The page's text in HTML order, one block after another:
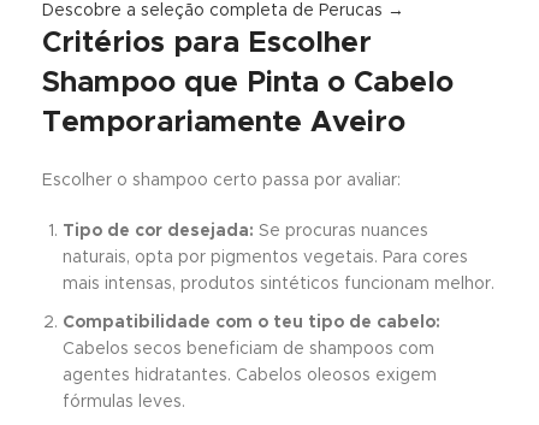
Descobre a seleção completa de Perucas →
Critérios para Escolher
Shampoo que Pinta o Cabelo
Temporariamente Aveiro
Escolher o shampoo certo passa por avaliar:
Tipo de cor desejada: Se procuras nuances
naturais, opta por pigmentos vegetais. Para cores
mais intensas, produtos sintéticos funcionam melhor.
Compatibilidade com o teu tipo de cabelo:
Cabelos secos beneficiam de shampoos com
agentes hidratantes. Cabelos oleosos exigem
fórmulas leves.